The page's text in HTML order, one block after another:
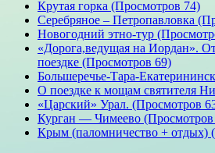
Крутая горка (Просмотров 74)
Серебряное – Петропавловка
Новогодний этно-тур
«Дорога,ведущая на Иордан».
поездке (Просмотров 69)
Большеречье-Тара-
О поездке к мощам святителя
«Царский» Урал. (Просмотров
Курган — Чимеево (Просмотров
Крым (паломничество + отдых)